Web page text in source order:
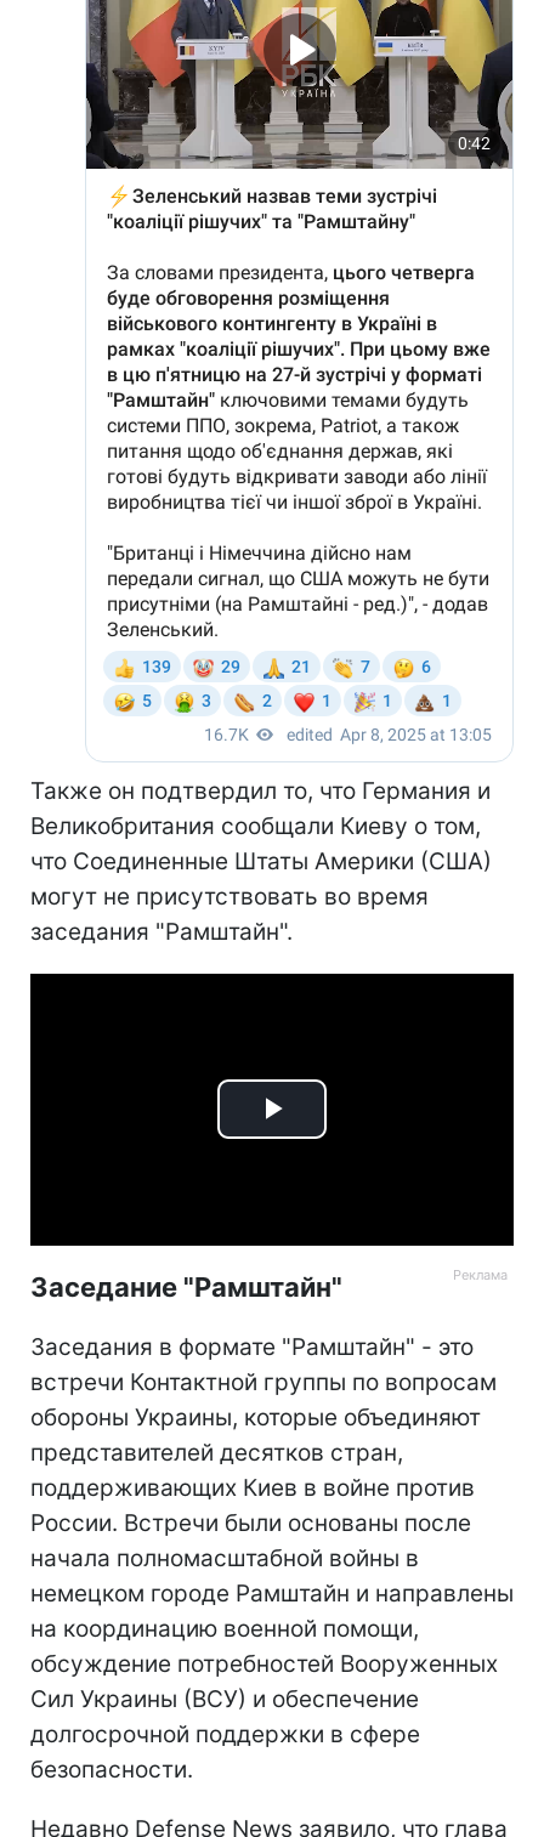
Также он подтвердил то, что Германия и
Великобритания сообщали Киеву о том,
что Соединенные Штаты Америки (США)
могут не присутствовать во время
заседания "Рамштайн".
Play
Заседание "Рамштайн"
Заседания в формате "Рамштайн" - это
встречи Контактной группы по вопросам
обороны Украины, которые объединяют
представителей десятков стран,
поддерживающих Киев в войне против
России. Встречи были основаны после
начала полномасштабной войны в
немецком городе Рамштайн и направлены
на координацию военной помощи,
обсуждение потребностей Вооруженных
Сил Украины (ВСУ) и обеспечение
долгосрочной поддержки в сфере
безопасности.
Недавно Defense News заявило, что глава